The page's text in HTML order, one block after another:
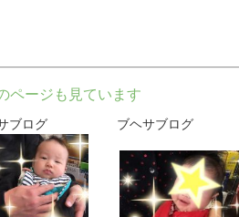
ページも見ています
ブログ ブヘサブログ